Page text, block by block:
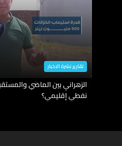
تقارير نشرة الاخبار
الزهراني بين الماضي
نفطي إقليمي؟